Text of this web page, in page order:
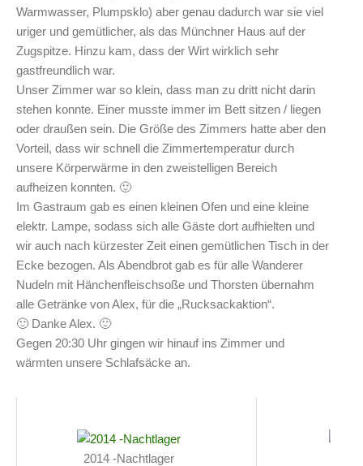
Warmwasser, Plumpsklo) aber genau dadurch war sie viel
uriger und gemütlicher, als das Münchner Haus auf der
Zugspitze. Hinzu kam, dass der Wirt wirklich sehr
gastfreundlich war.
Unser Zimmer war so klein, dass man zu dritt nicht darin
stehen konnte. Einer musste immer im Bett sitzen / liegen
oder draußen sein. Die Größe des Zimmers hatte aber den
Vorteil, dass wir schnell die Zimmertemperatur durch
unsere Körperwärme in den zweistelligen Bereich
aufheizen konnten. 🙂
Im Gastraum gab es einen kleinen Ofen und eine kleine
elektr. Lampe, sodass sich alle Gäste dort aufhielten und
wir auch nach kürzester Zeit einen gemütlichen Tisch in der
Ecke bezogen. Als Abendbrot gab es für alle Wanderer
Nudeln mit Hänchenfleischsoße und Thorsten übernahm
alle Getränke von Alex, für die „Rucksackaktion“.
🙂 Danke Alex. 🙂
Gegen 20:30 Uhr gingen wir hinauf ins Zimmer und
wärmten unsere Schlafsäcke an.
2014 -Nachtlager